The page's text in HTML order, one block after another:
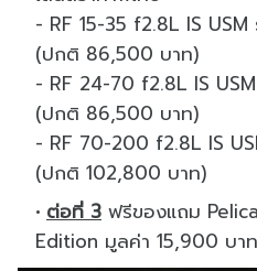
- RF 15-35 f2.8L IS
(ปกติ 86,500 บาท)
- RF 24-70 f2.8L IS
(ปกติ 86,500 บาท)
- RF 70-200 f2.8L IS
(ปกติ 102,800 บาท)
ต่อที่ 3 ฟรีของแถม
Edition มูลค่า 15,900 บา